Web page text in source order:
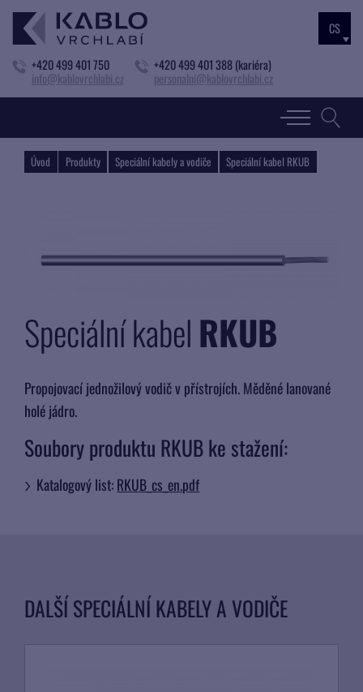
+420 499 401 750
info@kablovrchlabi.cz
+420 499 401 388 (kariéra)
personalni@kablovrchlabi.cz
CS
Úvod Produkty Speciální kabely a vodiče Speciální kabel RKUB
Speciální kabelRKUB
Propojovací jednožilový vodič v přístrojích. Měděné lanované
holé jádro.
Soubory produktu RKUB ke stažení:
Katalogový list:RKUB_cs_en.pdf
DALŠÍ SPECIÁLNÍ KABELY A VODIČE